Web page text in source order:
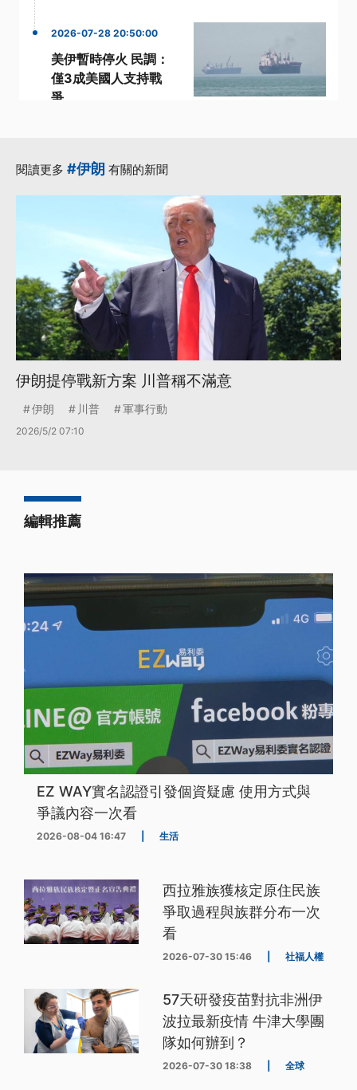
2026-07-28 20:50:00
美伊暫時停火 民調：
僅3成美國人支持戰
爭
閱讀更多 #伊朗 有關的新聞
伊朗提停戰新方案 川普稱不滿意
伊朗 川普 軍事行動
2026/5/2 07:10
編輯推薦
EZ WAY實名認證引發個資疑慮 使用方式與
爭議內容一次看
2026-08-04 16:47 生活
西拉雅族獲核定原住民族
爭取過程與族群分布一次
看
2026-07-30 15:46 社福人權
57天研發疫苗對抗非洲伊
波拉最新疫情 牛津大學團
隊如何辦到？
2026-07-30 18:38 全球